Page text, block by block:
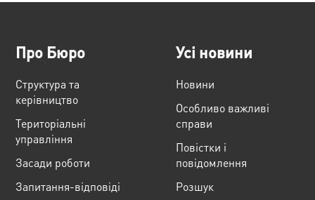
Про Бюро
Структура та
керівництво
Територіальні
управління
Засади роботи
Запитання-відповіді
Усі новини
Новини
Особливо важливі
справи
Повістки і
повідомлення
Розшук